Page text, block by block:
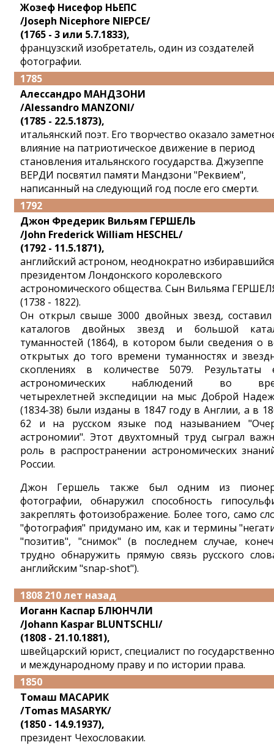
Жозеф Нисефор НЬЕПС
/Joseph Nicephore NIEPCE/
(1765 - 3 или 5.7.1833),
французский изобретатель, один из создателей
фотографии.
1785
Алессандро МАНДЗОНИ
/Alessandro MANZONI/
(1785 - 22.5.1873),
итальянский поэт. Его творчество оказало
влияние на патриотическое движение в период
становления итальянского государства. Джузеппе
ВЕРДИ посвятил памяти Мандзони "Реквием",
написанный на следующий год после его смерти.
1792
Джон Фредерик Вильям ГЕРШЕЛЬ
/John Frederick William HESCHEL/
(1792 - 11.5.1871),
английский астроном, неоднократно избиравшийся
президентом Лондонского королевского
астрономического общества. Сын Вильяма
(1738 - 1822).
Он открыл свыше 3000 двойных звезд,
каталогов двойных звезд и большой
туманностей (1864), в котором были сведения о
открытых до того времени туманностях и
скоплениях в количестве 5079. Результаты
астрономических наблюдений во
четырехлетней экспедиции на мыс Доброй
(1834-38) были изданы в 1847 году в Англии, а в
62 и на русском языке под называнием
астрономии". Этот двухтомный труд сыграл
роль в распространении астрономических
России.
Джон Гершель также был одним из
фотографии, обнаружил способность
закреплять фотоизображение. Более того, само
"фотография" придумано им, как и термины
"позитив", "снимок" (в последнем случае,
трудно обнаружить прямую связь русского
английским "snap-shot").
1808 210 лет назад
Иоганн Каспар БЛЮНЧЛИ
/Johann Kaspar BLUNTSCHLI/
(1808 - 21.10.1881),
швейцарский юрист, специалист по
и международному праву и по истории права.
1850
Томаш МАСАРИК
/Tomas MASARYK/
(1850 - 14.9.1937),
президент Чехословакии.